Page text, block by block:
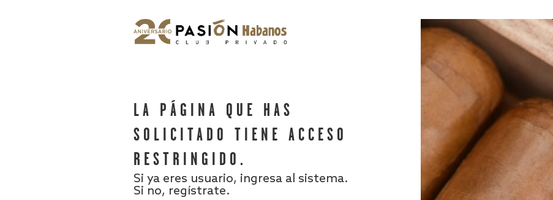
LA PÁGINA QUE HAS
SOLICITADO TIENE ACCESO
RESTRINGIDO.
Si ya eres usuario, ingresa al sistema.
Si no, regístrate.